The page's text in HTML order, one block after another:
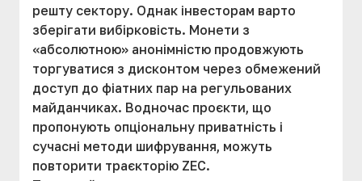
решту сектору. Однак інвесторам варто
зберігати вибірковість. Монети з
«абсолютною» анонімністю продовжують
торгуватися з дисконтом через обмежений
доступ до фіатних пар на регульованих
майданчиках. Водночас проєкти, що
пропонують опціональну приватність і
сучасні методи шифрування, можуть
повторити траєкторію ZEC.